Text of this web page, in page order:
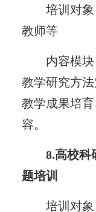
培训对
教师等
内容模
教学研究方法
教学成果培
容。
8.高校科
题培训
培训对